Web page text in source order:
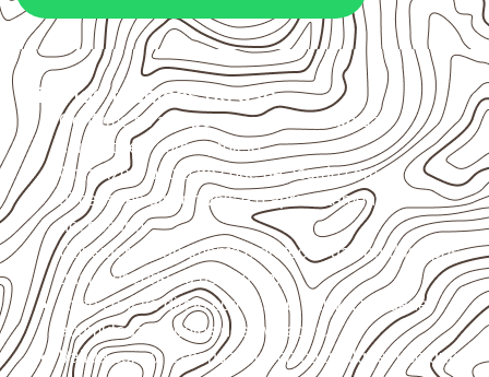
Critérios técnicos de uso
Confirme se a espessura e o formatosão
compatíveis com o projeto.
Organize o plano de corte de acordo com as
dimensões disponíveis e o aproveitamento
necessário.
Considere acabamento e proteção das bordas após
qualquer corte ou usinagem.
Evite contato direto com o solo, chuva, umidade
acumulada e apoios desnivelados.
Valide com o responsável técnico qualquer uso que